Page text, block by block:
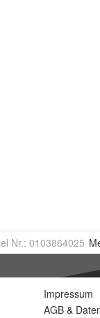
Nr.: 0103864025
Impressum
AGB &